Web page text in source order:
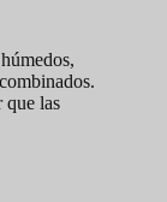
que las